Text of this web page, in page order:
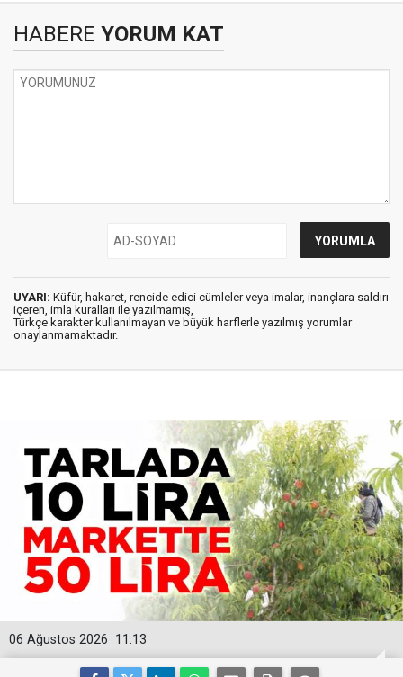
HABERE YORUM KAT
UYARI: Küfür, hakaret, rencide edici cümleler veya imalar, inançlara saldırı
içeren, imla kuralları ile yazılmamış,
Türkçe karakter kullanılmayan ve büyük harflerle yazılmış yorumlar
onaylanmamaktadır.
11:13
06 Ağustos 2026